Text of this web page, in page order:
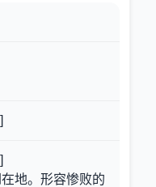
地。形容惨败的